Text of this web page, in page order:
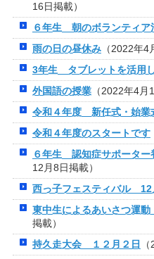
16日掲載）
６年生 朝のボランティア
雨の日の昼休み（2022年4
3年生 タブレットを活用
外国語の授業（2022年4月
令和４年度 新任式・始業
令和４年度のスタートです
６年生 認知症サポータ
12月8日掲載）
西っ子フェスティバル 12
東中生によるあいさつ運
掲載）
持久走大会 １２月２日